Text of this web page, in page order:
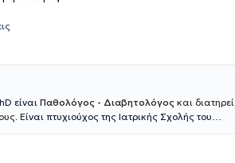
είναι Παθολόγος - Διαβητολόγος και διατηρεί
Είναι πτυχιούχος της Ιατρικής Σχολής του